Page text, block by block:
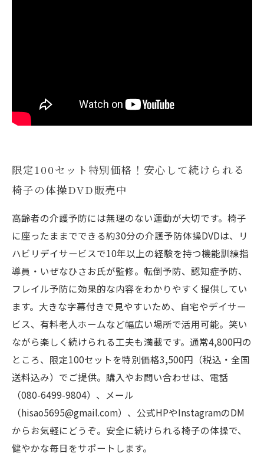
限定100セット特別価格！安心して続けられる
椅子の体操DVD販売中
高齢者の介護予防には無理のない運動が大切です。椅子
に座ったままでできる約30分の介護予防体操DVDは、リ
ハビリデイサービスで10年以上の経験を持つ機能訓練指
導員・いぜなひさお氏が監修。転倒予防、認知症予防、
フレイル予防に効果的な内容をわかりやすく提供してい
ます。大きな字幕付きで見やすいため、自宅やデイサー
ビス、有料老人ホームなど幅広い場所で活用可能。笑い
ながら楽しく続けられる工夫も満載です。通常4,800円の
ところ、限定100セットを特別価格3,500円（税込・全国
送料込み）でご提供。購入やお問い合わせは、電話
（080-6499-9804）、メール
（hisao5695@gmail.com）、公式HPやInstagramのDM
からお気軽にどうぞ。安全に続けられる椅子の体操で、
健やかな毎日をサポートします。